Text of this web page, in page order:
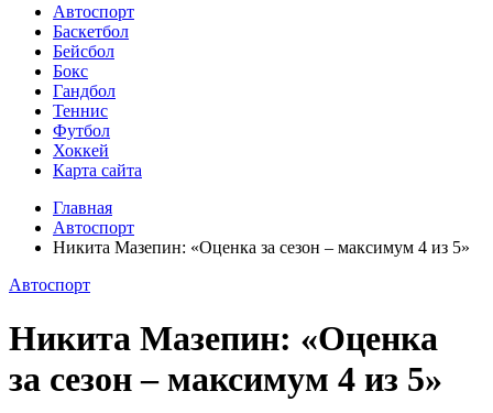
Автоспорт
Баскетбол
Бейсбол
Бокс
Гандбол
Теннис
Футбол
Хоккей
Карта сайта
Главная
Автоспорт
Никита Мазепин: «Оценка за сезон – максимум 4 из 5»
Автоспорт
Никита Мазепин: «Оценка
за сезон – максимум 4 из 5»